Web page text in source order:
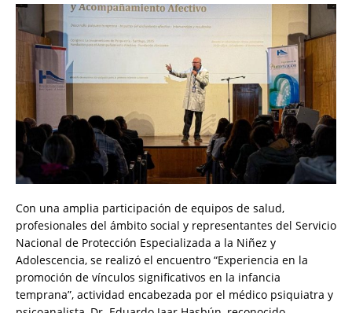
Con una amplia participación de equipos de salud,
profesionales del ámbito social y representantes del Servicio
Nacional de Protección Especializada a la Niñez y
Adolescencia, se realizó el encuentro “Experiencia en la
promoción de vínculos significativos en la infancia
temprana”, actividad encabezada por el médico psiquiatra y